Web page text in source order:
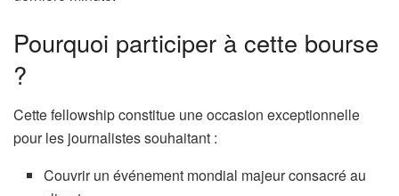
Pourquoi participer à cette bourse
?
Cette fellowship constitue une occasion exceptionnelle
pour les journalistes souhaitant :
Couvrir un événement mondial majeur consacré au